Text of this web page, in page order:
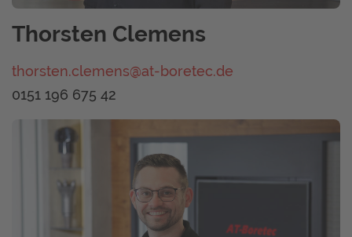
Thorsten Clemens
thorsten.clemens@at-boretec.de
0151 196 675 42